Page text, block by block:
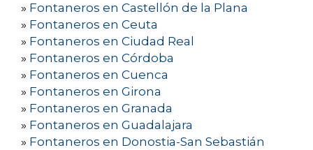
» Fontaneros en Castellón de la Plana
» Fontaneros en Ceuta
» Fontaneros en Ciudad Real
» Fontaneros en Córdoba
» Fontaneros en Cuenca
» Fontaneros en Girona
» Fontaneros en Granada
» Fontaneros en Guadalajara
» Fontaneros en Donostia-San Sebastián